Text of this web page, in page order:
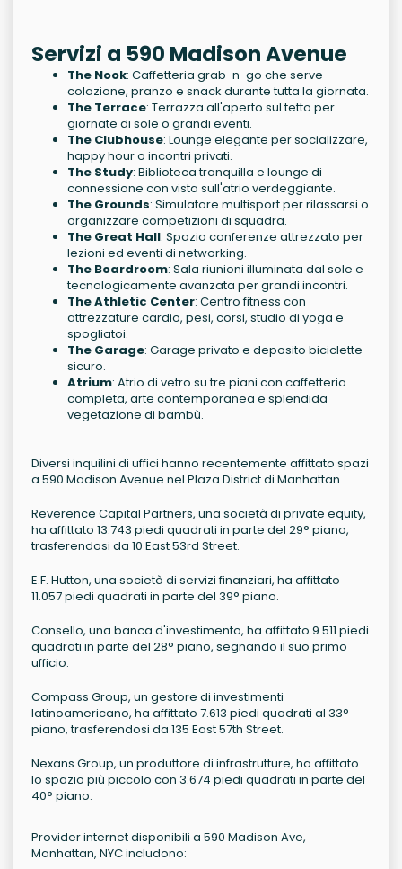
Servizi a 590 Madison Avenue
The Nook: Caffetteria grab-n-go che serve
colazione, pranzo e snack durante tutta la giornata.
The Terrace: Terrazza all'aperto sul tetto per
giornate di sole o grandi eventi.
The Clubhouse: Lounge elegante per socializzare,
happy hour o incontri privati.
The Study: Biblioteca tranquilla e lounge di
connessione con vista sull'atrio verdeggiante.
The Grounds: Simulatore multisport per rilassarsi o
organizzare competizioni di squadra.
The Great Hall: Spazio conferenze attrezzato per
lezioni ed eventi di networking.
The Boardroom: Sala riunioni illuminata dal sole e
tecnologicamente avanzata per grandi incontri.
The Athletic Center: Centro fitness con
attrezzature cardio, pesi, corsi, studio di yoga e
spogliatoi.
The Garage: Garage privato e deposito biciclette
sicuro.
Atrium: Atrio di vetro su tre piani con caffetteria
completa, arte contemporanea e splendida
vegetazione di bambù.
Diversi inquilini di uffici hanno recentemente affittato spazi
a 590 Madison Avenue nel Plaza District di Manhattan.
Reverence Capital Partners, una società di private equity,
ha affittato 13.743 piedi quadrati in parte del 29° piano,
trasferendosi da 10 East 53rd Street.
E.F. Hutton, una società di servizi finanziari, ha affittato
11.057 piedi quadrati in parte del 39° piano.
Consello, una banca d'investimento, ha affittato 9.511 piedi
quadrati in parte del 28° piano, segnando il suo primo
ufficio.
Compass Group, un gestore di investimenti
latinoamericano, ha affittato 7.613 piedi quadrati al 33°
piano, trasferendosi da 135 East 57th Street.
Nexans Group, un produttore di infrastrutture, ha affittato
lo spazio più piccolo con 3.674 piedi quadrati in parte del
40° piano.
Provider internet disponibili a 590 Madison Ave,
Manhattan, NYC includono: